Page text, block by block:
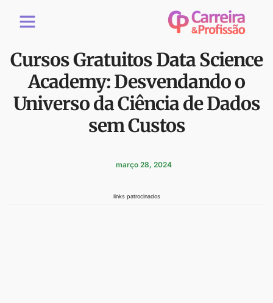
Cursos Gratuitos Data Science
Academy: Desvendando o
Universo da Ciência de Dados
sem Custos
março 28, 2024
links patrocinados